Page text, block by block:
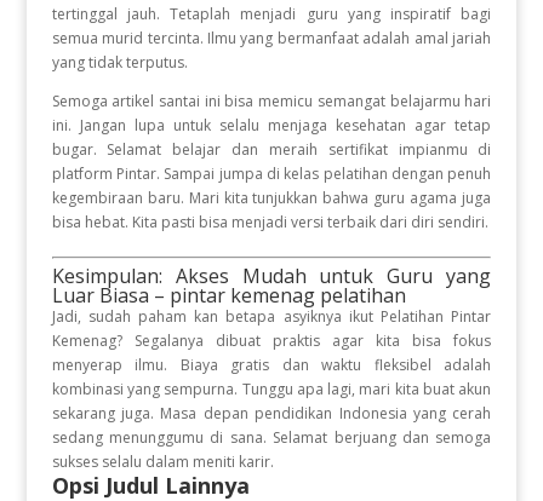
tertinggal jauh. Tetaplah menjadi guru yang inspiratif bagi
semua murid tercinta. Ilmu yang bermanfaat adalah amal jariah
yang tidak terputus.
Semoga artikel santai ini bisa memicu semangat belajarmu hari
ini. Jangan lupa untuk selalu menjaga kesehatan agar tetap
bugar. Selamat belajar dan meraih sertifikat impianmu di
platform Pintar. Sampai jumpa di kelas pelatihan dengan penuh
kegembiraan baru. Mari kita tunjukkan bahwa guru agama juga
bisa hebat. Kita pasti bisa menjadi versi terbaik dari diri sendiri.
Kesimpulan: Akses Mudah untuk Guru yang
Luar Biasa – pintar kemenag pelatihan
Jadi, sudah paham kan betapa asyiknya ikut Pelatihan Pintar
Kemenag? Segalanya dibuat praktis agar kita bisa fokus
menyerap ilmu. Biaya gratis dan waktu fleksibel adalah
kombinasi yang sempurna. Tunggu apa lagi, mari kita buat akun
sekarang juga. Masa depan pendidikan Indonesia yang cerah
sedang menunggumu di sana. Selamat berjuang dan semoga
sukses selalu dalam meniti karir.
Opsi Judul Lainnya